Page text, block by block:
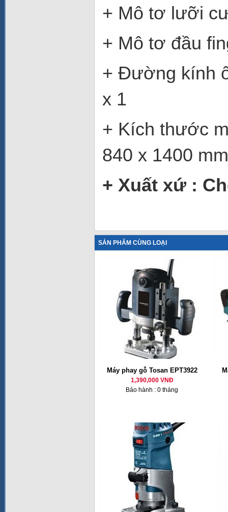
+ Mô
+ Mô
+ Đường
x 1
+ Kích
840 x 1400 mm
+ Xuất xứ :
SẢN PHẨM CÙNG LOẠI
Máy phay gỗ Tosan EPT3922
1,390,000 VNĐ
Bảo hành : 0 tháng